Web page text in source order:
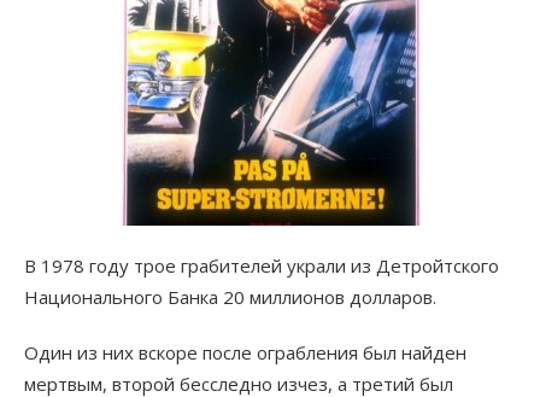
В 1978 году трое грабителей украли из Детройтского
Национального Банка 20 миллионов долларов.
Один из них вскоре после ограбления был найден
мертвым, второй бесследно изчез, а третий был